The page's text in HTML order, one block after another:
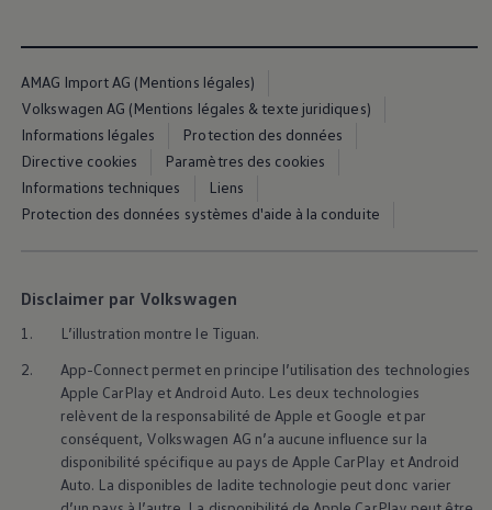
AMAG Import AG (Mentions légales)
Volkswagen AG (Mentions légales & texte juridiques)
Informations légales
Protection des données
Directive cookies
Paramètres des cookies
Informations techniques
Liens
Protection des données systèmes d'aide à la conduite
Disclaimer par Volkswagen
1.
L’illustration montre le Tiguan.
2.
App-Connect permet en principe l’utilisation des technologies
Apple CarPlay et Android Auto. Les deux technologies
relèvent de la responsabilité de Apple et Google et par
conséquent, Volkswagen AG n’a aucune influence sur la
disponibilité spécifique au pays de Apple CarPlay et Android
Auto. La disponibles de ladite technologie peut donc varier